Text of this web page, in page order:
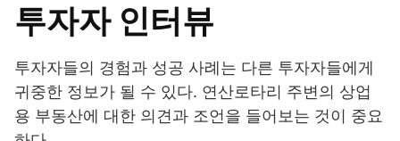
투자자 인터뷰
투자자들의 경험과 성공 사례는 다른 투자자들에게
귀중한 정보가 될 수 있다. 연산로타리 주변의 상업
용 부동산에 대한 의견과 조언을 들어보는 것이 중요